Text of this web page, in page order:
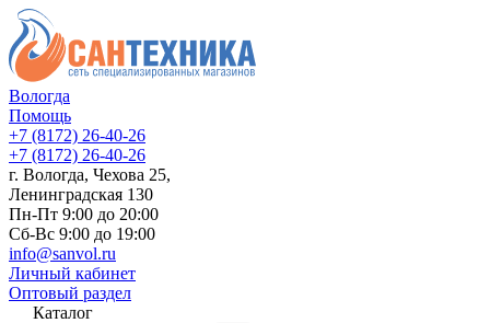
Вологда
Помощь
+7 (8172) 26-40-26
+7 (8172) 26-40-26
г. Вологда, Чехова 25,
Ленинградская 130
Пн-Пт 9:00 до 20:00
Сб-Вс 9:00 до 19:00
info@sanvol.ru
Личный кабинет
Оптовый раздел
Каталог